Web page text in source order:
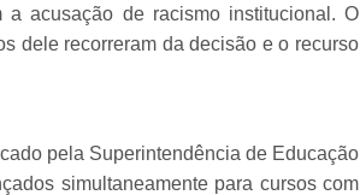
acusação de racismo institucional. O
dele recorreram da decisão e o recurso
pela Superintendência de Educação
simultaneamente para cursos com